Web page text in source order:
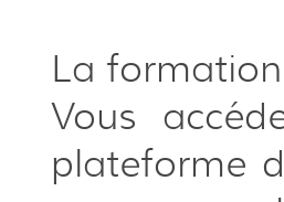
La
Vous
plateforme